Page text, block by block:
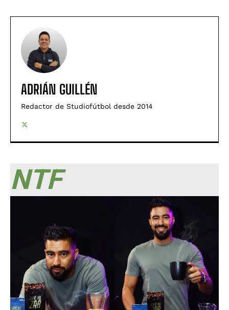
ADRIÁN GUILLÉN
Redactor de Studiofútbol desde 2014
NTF